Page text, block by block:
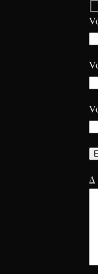
Δ